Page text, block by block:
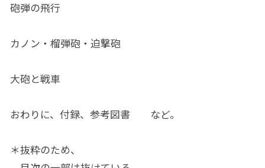
砲弾の飛行
カノン・榴弾砲・迫撃砲
大砲と戦車
おわりに、付録、参考図書 など。
＊抜粋のため、